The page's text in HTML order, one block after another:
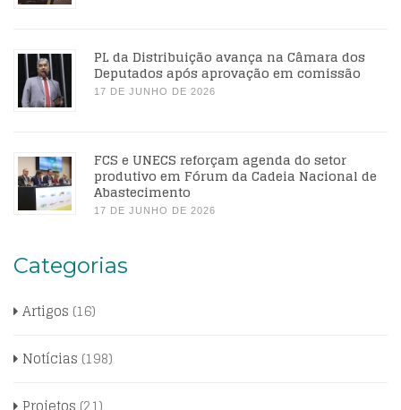
PL da Distribuição avança na Câmara dos
Deputados após aprovação em comissão
17 DE JUNHO DE 2026
FCS e UNECS reforçam agenda do setor
produtivo em Fórum da Cadeia Nacional de
Abastecimento
17 DE JUNHO DE 2026
Categorias
Artigos (16)
Notícias (198)